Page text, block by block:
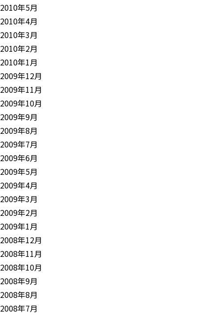
2010年5月
2010年4月
2010年3月
2010年2月
2010年1月
2009年12月
2009年11月
2009年10月
2009年9月
2009年8月
2009年7月
2009年6月
2009年5月
2009年4月
2009年3月
2009年2月
2009年1月
2008年12月
2008年11月
2008年10月
2008年9月
2008年8月
2008年7月